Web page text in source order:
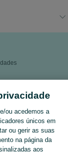
Pesquisando por postais em Portugal? Confira nossa seleção em Colecções - Antiguidades no OLX Portugal e encontre exatamente o que procura! Mostrar
ou acedemos a
únicos em
ou gerir as suas
na página da
aos